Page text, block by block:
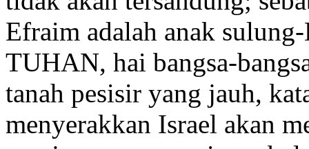
Efraim adalah anak
TUHAN, hai bangsa-
tanah pesisir yang jauh,
menyerakkan Israel akan